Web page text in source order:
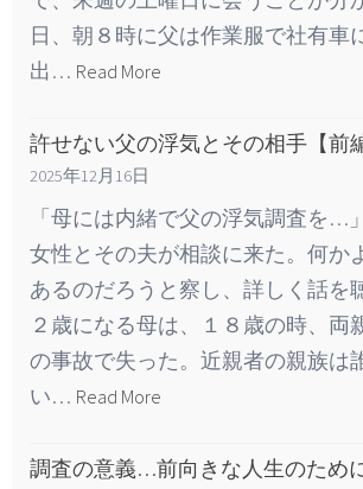
日、朝８時に父は作業服で社有車
出… Read More
許せない父の浮気とその相手【前
2025年12月16日
「母には内緒で父の浮気調査を…
女性とその夫が相談に来た。何か
あるのだろうと察し、詳しく話を
２歳になる母は、１８歳の時、両
の事故で失った。近親者の親族は
い… Read More
調査の意義…前向きな人生のため